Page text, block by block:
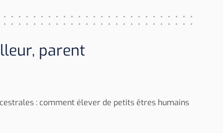
parent
: comment élever de petits êtres humains